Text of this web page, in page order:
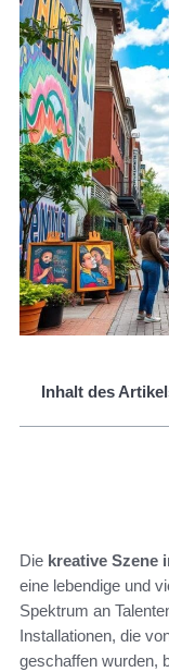
Inhalt des
Die kreative Szene
eine lebendige und
Spektrum an
Installationen, die
geschaffen wurden,